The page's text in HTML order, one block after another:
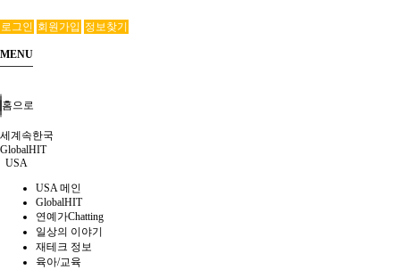
로그인 회원가입 정보찾기
MENU
홈으로
세계속한국
GlobalHIT
USA
USA 메인
GlobalHIT
연예가Chatting
일상의 이야기
재테크 정보
육아/교육